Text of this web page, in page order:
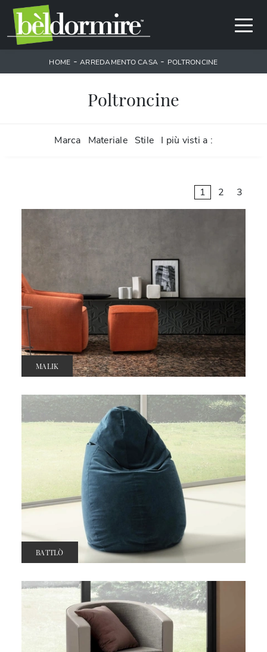
HOME -ARREDAMENTO CASA - POLTRONCINE
Poltroncine
Marca Materiale Stile I più visti a :
1 2 3
MALIK
BATTLÒ